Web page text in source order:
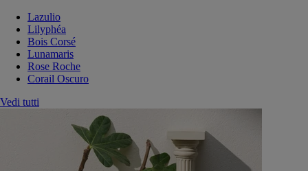
Lazulio
Lilyphéa
Bois Corsé
Lunamaris
Rose Roche
Corail Oscuro
Vedi tutti